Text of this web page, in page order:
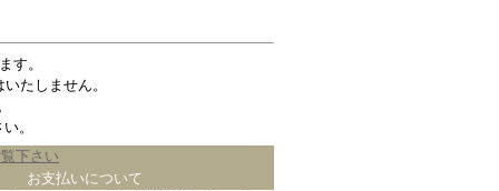
す。
たしません。
。
下さい
お支払いについて